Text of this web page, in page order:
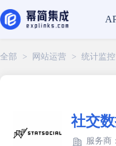
全部 > 网站运营 > 统计监控
社交
服务商：